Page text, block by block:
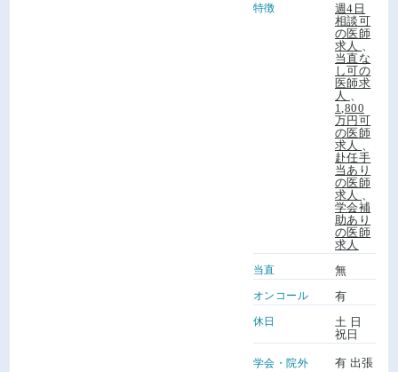
特徴
週4日
相談可
の医師
求人
当直な
し可の
医師求
人
1,800
万円可
の医師
求人
赴任手
当あり
の医師
求人
学会補
助あり
の医師
求人
当直 無
オンコール 有
休日
土 日
祝日
学会・院外
有 出張